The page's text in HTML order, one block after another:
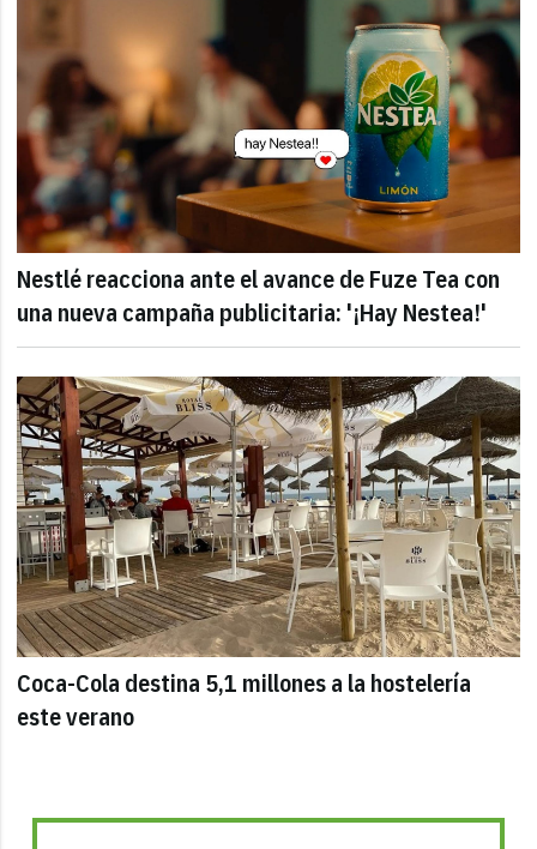
Nestlé reacciona ante el avance de Fuze Tea con
una nueva campaña publicitaria: '¡Hay Nestea!'
Coca-Cola destina 5,1 millones a la hostelería
este verano